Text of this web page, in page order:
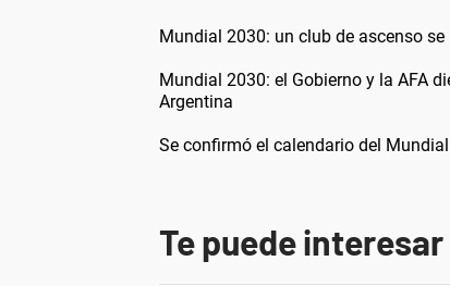
Mundial 2030: un club de ascenso
Mundial 2030: el Gobierno y la AFA
Argentina
Se confirmó el calendario del
Te puede interesar